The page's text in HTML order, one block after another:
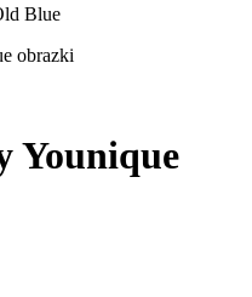
Blue
obrazki
Younique